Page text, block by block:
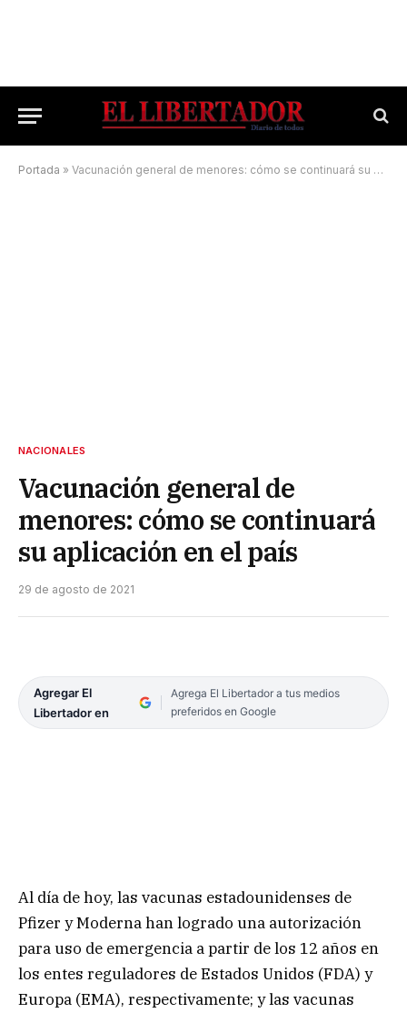
Portada » Vacunación general de menores: cómo se continuará su aplicación en el país
NACIONALES
Vacunación general de
menores: cómo se continuará
su aplicación en el país
29 de agosto de 2021
Agregar El
Libertador en
Agrega El Libertador a tus medios
preferidos en Google
Al día de hoy, las vacunas estadounidenses de
Pfizer y Moderna han logrado una autorización
para uso de emergencia a partir de los 12 años en
los entes reguladores de Estados Unidos (FDA) y
Europa (EMA), respectivamente; y las vacunas